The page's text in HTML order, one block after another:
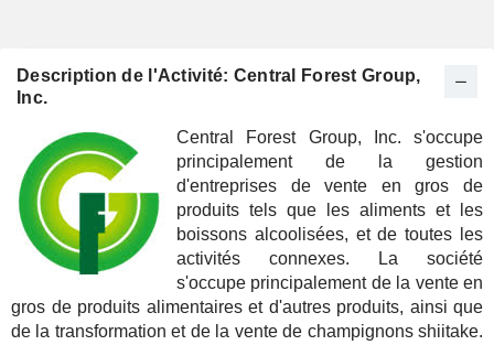
Description de l'Activité: Central Forest Group,
Inc.
Central Forest Group, Inc. s'occupe
principalement de la gestion
d'entreprises de vente en gros de
produits tels que les aliments et les
boissons alcoolisées, et de toutes les
activités connexes. La société
s'occupe principalement de la vente en
gros de produits alimentaires et d'autres produits, ainsi que
de la transformation et de la vente de champignons shiitake.